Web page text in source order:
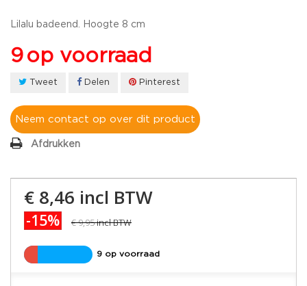
Lilalu badeend. Hoogte 8 cm
9 op voorraad
Tweet Delen Pinterest
Neem contact op over dit product
Afdrukken
€ 8,46 incl BTW
-15% € 9,95incl BTW
9 op voorraad